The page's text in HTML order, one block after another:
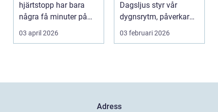
hjärtstopp har bara
några få minuter på
sig. För varje minut
utan...
03 april 2026
Dagsljus styr vår
dygnsrytm, påverkar
humör, sömn och ene...
03 februari 2026
Adress